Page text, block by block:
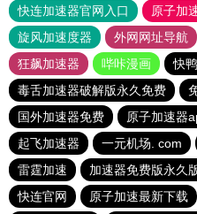
快连加速器官网入口
原子加
旋风加速度器
外网网址导航
狂飙加速器
哔咔漫画
快
毒舌加速器破解版永久免费
国外加速器免费
原子加速器
起飞加速器
一元机场. com
雷霆加速
加速器免费版永久
快连官网
原子加速最新下载